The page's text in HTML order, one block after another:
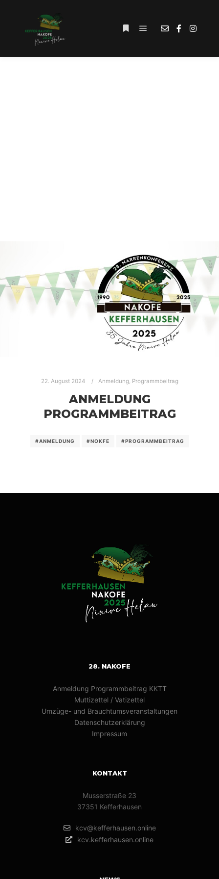
22. August 2024 Anmeldung, Programmbeitrag
ANMELDUNG
PROGRAMMBEITRAG
#ANMELDUNG #NOKFE #PROGRAMMBEITRAG
28. NAKOFE
Anmeldung Programmbeitrag KKTT
Muttizettel / Vatizettel
Umzüge- und Brauchtumsveranstaltungen
Datenschutzerklärung
Impressum
KONTAKT
Musserstraße 23
37351 Kefferhausen
kcv@kefferhausen.online
kcv.kefferhausen.online